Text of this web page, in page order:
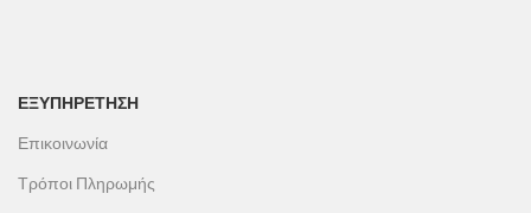
ΕΞΥΠΗΡΕΤΗΣΗ
Επικοινωνία
Τρόποι Πληρωμής